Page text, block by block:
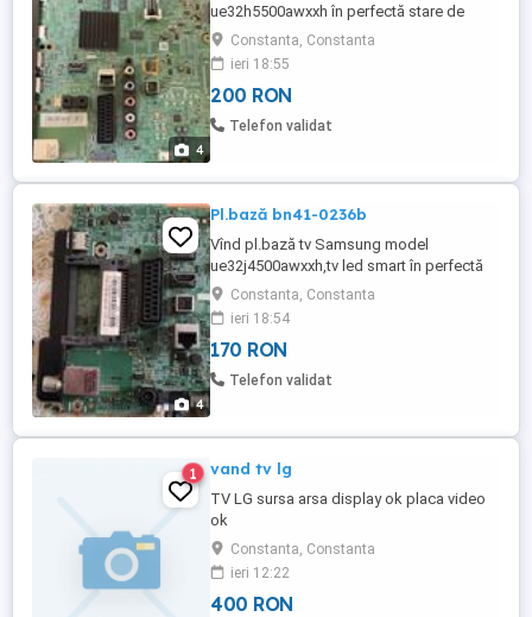
4
ue32h5500awxxh în perfectă stare de
funcționare, provine din tv cu displei
spart,cu200ron.
Constanta, Constanta
ieri 18:55
200 RON
Telefon validat
4
Pl.bază bn41-0236b
Vînd pl.bază tv Samsung model
ue32j4500awxxh,tv led smart în perfectă
stare de funcționare provine din tv cu
displei spart,cu 170ron.
Constanta, Constanta
ieri 18:54
170 RON
Telefon validat
1 vand tv lg
TV LG sursa arsa display ok placa video
ok
Constanta, Constanta
ieri 12:22
400 RON